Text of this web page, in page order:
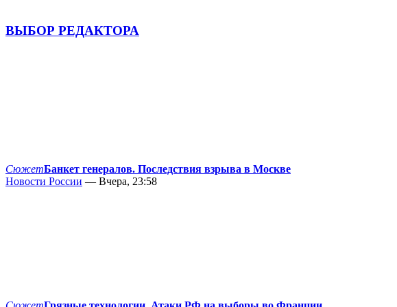
ВЫБОР РЕДАКТОРА
СюжетБанкет генералов. Последствия взрыва в Москве
Новости России — Вчера, 23:58